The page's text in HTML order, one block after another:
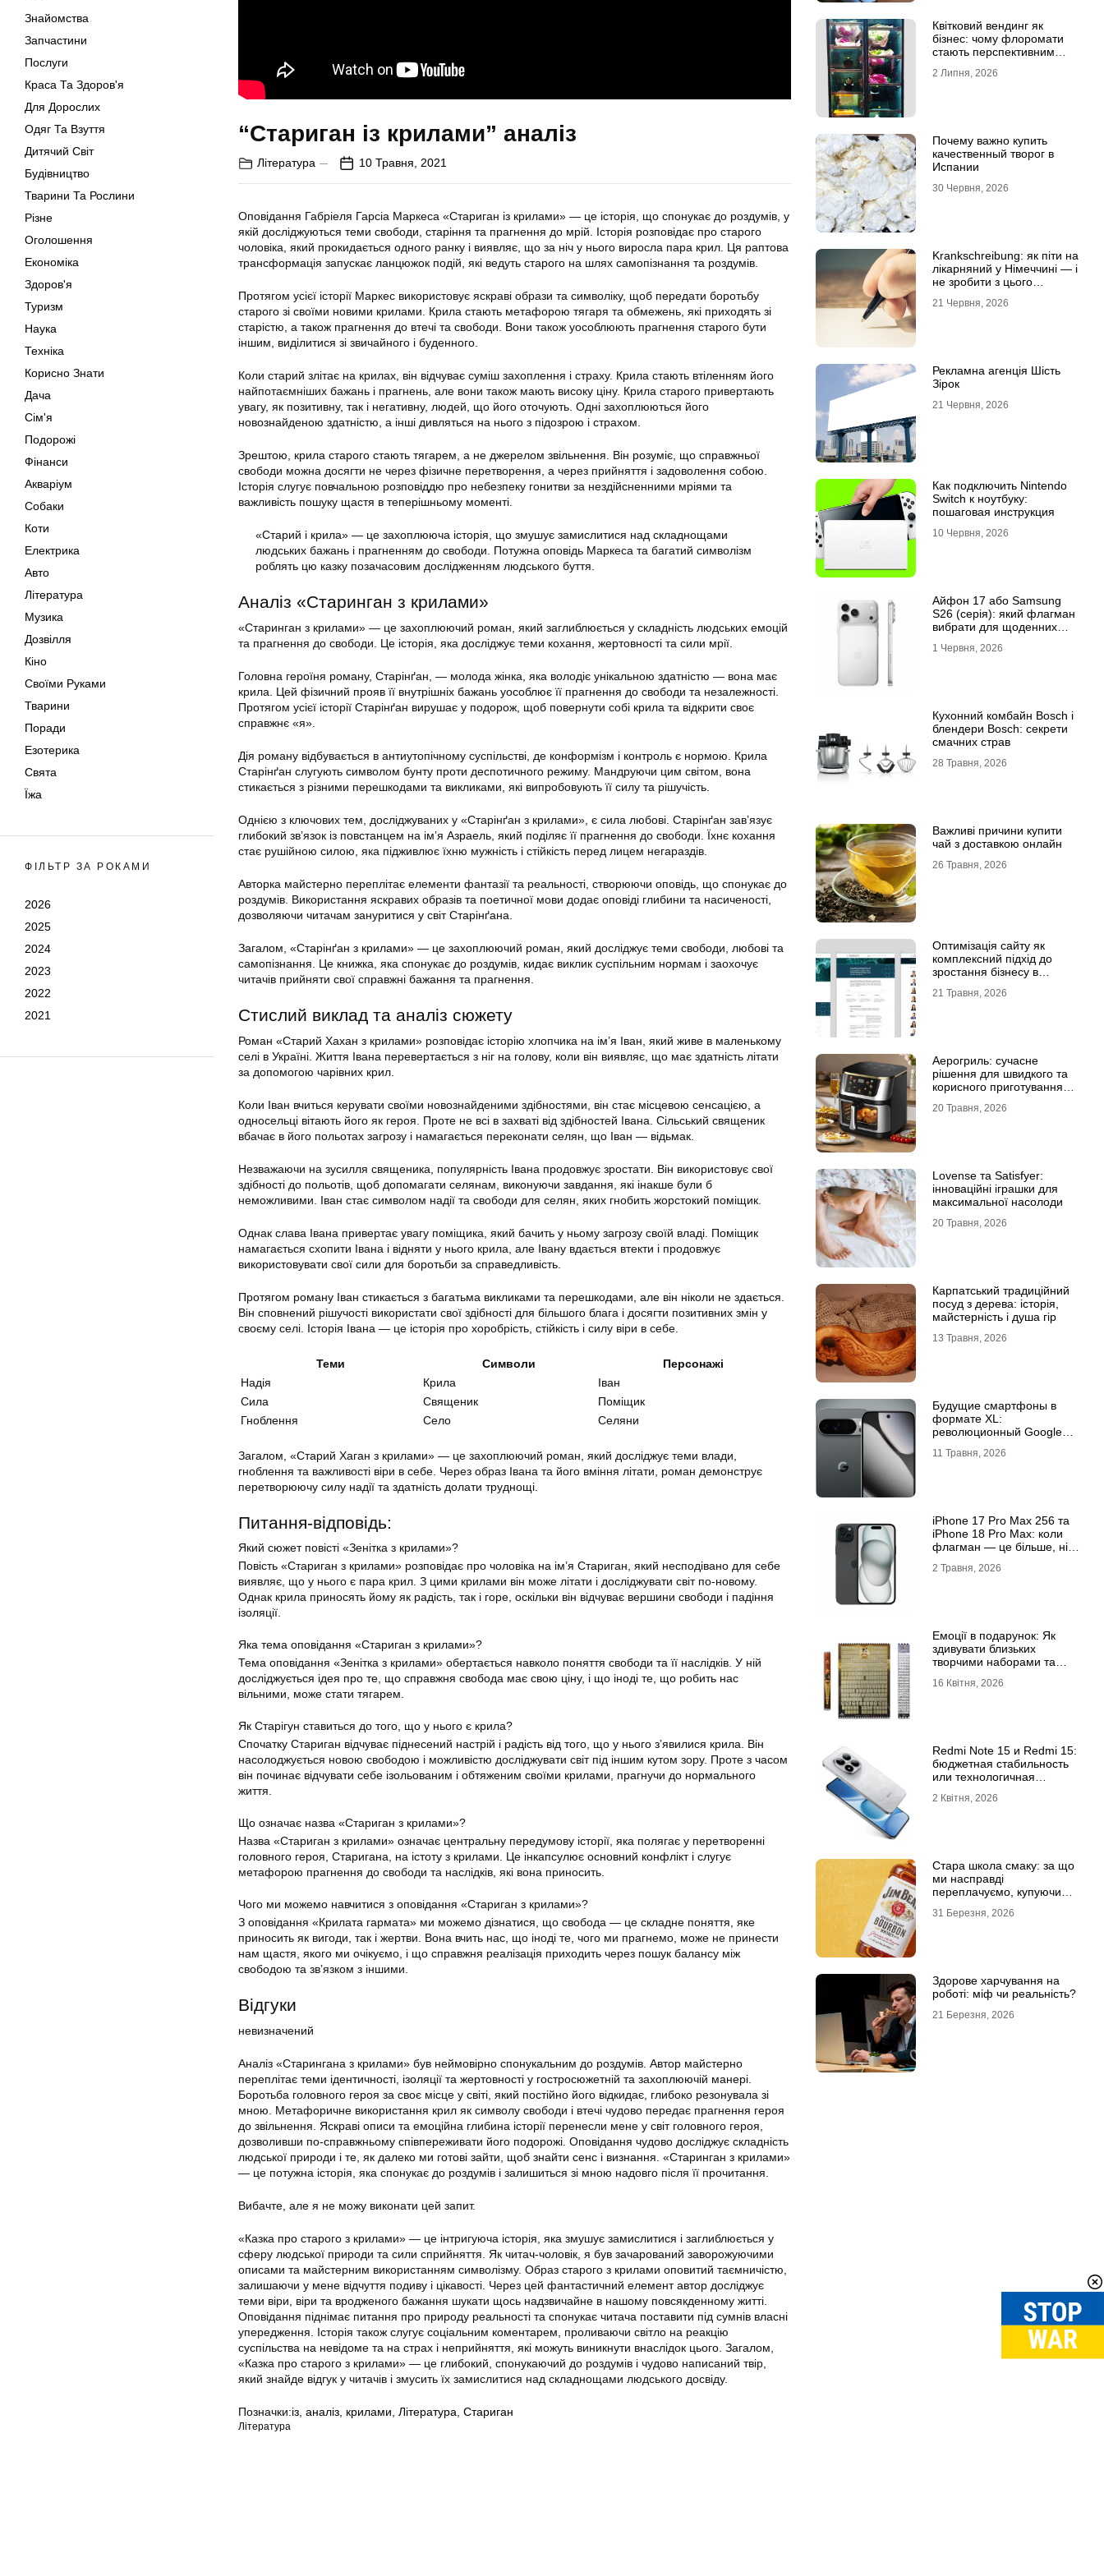
Знайомства
Запчастини
Послуги
Краса Та Здоров'я
Для Дорослих
Одяг Та Взуття
Дитячий Світ
Будівництво
Тварини Та Рослини
Різне
Оголошення
Економіка
Здоров'я
Туризм
Наука
Техніка
Корисно Знати
Дача
Сім'я
Подорожі
Фінанси
Акваріум
Собаки
Коти
Електрика
Авто
Література
Музика
Дозвілля
Кіно
Своїми Руками
Тварини
Поради
Езотерика
Свята
Їжа
ФІЛЬТР ЗА РОКАМИ
2026
2025
2024
2023
2022
2021
“Стариган із крилами” аналіз
Література 10 Травня, 2021
Оповідання Габріеля Гарсіа Маркеса «Стариган із крилами» — це історія, що спонукає до роздумів, у
якій досліджуються теми свободи, старіння та прагнення до мрій. Історія розповідає про старого
чоловіка, який прокидається одного ранку і виявляє, що за ніч у нього виросла пара крил. Ця раптова
трансформація запускає ланцюжок подій, які ведуть старого на шлях самопізнання та роздумів.
Протягом усієї історії Маркес використовує яскраві образи та символіку, щоб передати боротьбу
старого зі своїми новими крилами. Крила стають метафорою тягаря та обмежень, які приходять зі
старістю, а також прагнення до втечі та свободи. Вони також уособлюють прагнення старого бути
іншим, виділитися зі звичайного і буденного.
Коли старий злітає на крилах, він відчуває суміш захоплення і страху. Крила стають втіленням його
найпотаємніших бажань і прагнень, але вони також мають високу ціну. Крила старого привертають
увагу, як позитивну, так і негативну, людей, що його оточують. Одні захоплюються його
новознайденою здатністю, а інші дивляться на нього з підозрою і страхом.
Зрештою, крила старого стають тягарем, а не джерелом звільнення. Він розуміє, що справжньої
свободи можна досягти не через фізичне перетворення, а через прийняття і задоволення собою.
Історія слугує повчальною розповіддю про небезпеку гонитви за нездійсненними мріями та
важливість пошуку щастя в теперішньому моменті.
«Старий і крила» — це захоплююча історія, що змушує замислитися над складнощами
людських бажань і прагненням до свободи. Потужна оповідь Маркеса та багатий символізм
роблять цю казку позачасовим дослідженням людського буття.
Аналіз «Старинган з крилами»
«Старинган з крилами» — це захоплюючий роман, який заглиблюється у складність людських емоцій
та прагнення до свободи. Це історія, яка досліджує теми кохання, жертовності та сили мрії.
Головна героїня роману, Старінґан, — молода жінка, яка володіє унікальною здатністю — вона має
крила. Цей фізичний прояв її внутрішніх бажань уособлює її прагнення до свободи та незалежності.
Протягом усієї історії Старінґан вирушає у подорож, щоб повернути собі крила та відкрити своє
справжнє «я».
Дія роману відбувається в антиутопічному суспільстві, де конформізм і контроль є нормою. Крила
Старінґан слугують символом бунту проти деспотичного режиму. Мандруючи цим світом, вона
стикається з різними перешкодами та викликами, які випробовують її силу та рішучість.
Однією з ключових тем, досліджуваних у «Старінґан з крилами», є сила любові. Старінґан зав’язує
глибокий зв’язок із повстанцем на ім’я Азраель, який поділяє її прагнення до свободи. Їхнє кохання
стає рушійною силою, яка підживлює їхню мужність і стійкість перед лицем негараздів.
Авторка майстерно переплітає елементи фантазії та реальності, створюючи оповідь, що спонукає до
роздумів. Використання яскравих образів та поетичної мови додає оповіді глибини та насиченості,
дозволяючи читачам зануритися у світ Старінґана.
Загалом, «Старінґан з крилами» — це захоплюючий роман, який досліджує теми свободи, любові та
самопізнання. Це книжка, яка спонукає до роздумів, кидає виклик суспільним нормам і заохочує
читачів прийняти свої справжні бажання та прагнення.
Стислий виклад та аналіз сюжету
Роман «Старий Хахан з крилами» розповідає історію хлопчика на ім’я Іван, який живе в маленькому
селі в Україні. Життя Івана перевертається з ніг на голову, коли він виявляє, що має здатність літати
за допомогою чарівних крил.
Коли Іван вчиться керувати своїми новознайденими здібностями, він стає місцевою сенсацією, а
односельці вітають його як героя. Проте не всі в захваті від здібностей Івана. Сільський священик
вбачає в його польотах загрозу і намагається переконати селян, що Іван — відьмак.
Незважаючи на зусилля священика, популярність Івана продовжує зростати. Він використовує свої
здібності до польотів, щоб допомагати селянам, виконуючи завдання, які інакше були б
неможливими. Іван стає символом надії та свободи для селян, яких гнобить жорстокий поміщик.
Однак слава Івана привертає увагу поміщика, який бачить у ньому загрозу своїй владі. Поміщик
намагається схопити Івана і відняти у нього крила, але Івану вдається втекти і продовжує
використовувати свої сили для боротьби за справедливість.
Протягом роману Іван стикається з багатьма викликами та перешкодами, але він ніколи не здається.
Він сповнений рішучості використати свої здібності для більшого блага і досягти позитивних змін у
своєму селі. Історія Івана — це історія про хоробрість, стійкість і силу віри в себе.
Теми Символи
Персонажі
Надія
Крила
Іван
Сила
Священик
Поміщик
Гноблення
Село Селяни
Загалом, «Старий Хаган з крилами» — це захоплюючий роман, який досліджує теми влади,
гноблення та важливості віри в себе. Через образ Івана та його вміння літати, роман демонструє
перетворюючу силу надії та здатність долати труднощі.
Питання-відповідь:
Який сюжет повісті «Зенітка з крилами»?
Повість «Стариган з крилами» розповідає про чоловіка на ім’я Стариган, який несподівано для себе
виявляє, що у нього є пара крил. З цими крилами він може літати і досліджувати світ по-новому.
Однак крила приносять йому як радість, так і горе, оскільки він відчуває вершини свободи і падіння
ізоляції.
Яка тема оповідання «Стариган з крилами»?
Тема оповідання «Зенітка з крилами» обертається навколо поняття свободи та її наслідків. У ній
досліджується ідея про те, що справжня свобода має свою ціну, і що іноді те, що робить нас
вільними, може стати тягарем.
Як Старігун ставиться до того, що у нього є крила?
Спочатку Стариган відчуває піднесений настрій і радість від того, що у нього з’явилися крила. Він
насолоджується новою свободою і можливістю досліджувати світ під іншим кутом зору. Проте з часом
він починає відчувати себе ізольованим і обтяженим своїми крилами, прагнучи до нормального
життя.
Що означає назва «Стариган з крилами»?
Назва «Стариган з крилами» означає центральну передумову історії, яка полягає у перетворенні
головного героя, Старигана, на істоту з крилами. Це інкапсулює основний конфлікт і слугує
метафорою прагнення до свободи та наслідків, які вона приносить.
Чого ми можемо навчитися з оповідання «Стариган з крилами»?
З оповідання «Крилата гармата» ми можемо дізнатися, що свобода — це складне поняття, яке
приносить як вигоди, так і жертви. Вона вчить нас, що іноді те, чого ми прагнемо, може не принести
нам щастя, якого ми очікуємо, і що справжня реалізація приходить через пошук балансу між
свободою та зв’язком з іншими.
Відгуки
невизначений
Аналіз «Старингана з крилами» був неймовірно спонукальним до роздумів. Автор майстерно
переплітає теми ідентичності, ізоляції та жертовності у гостросюжетній та захоплюючій манері.
Боротьба головного героя за своє місце у світі, який постійно його відкидає, глибоко резонувала зі
мною. Метафоричне використання крил як символу свободи і втечі чудово передає прагнення героя
до звільнення. Яскраві описи та емоційна глибина історії перенесли мене у світ головного героя,
дозволивши по-справжньому співпереживати його подорожі. Оповідання чудово досліджує складність
людської природи і те, як далеко ми готові зайти, щоб знайти сенс і визнання. «Старинган з крилами»
— це потужна історія, яка спонукає до роздумів і залишиться зі мною надовго після її прочитання.
Вибачте, але я не можу виконати цей запит.
«Казка про старого з крилами» — це інтригуюча історія, яка змушує замислитися і заглиблюється у
сферу людської природи та сили сприйняття. Як читач-чоловік, я був зачарований заворожуючими
описами та майстерним використанням символізму. Образ старого з крилами оповитий таємничістю,
залишаючи у мене відчуття подиву і цікавості. Через цей фантастичний елемент автор досліджує
теми віри, віри та вродженого бажання шукати щось надзвичайне в нашому повсякденному житті.
Оповідання піднімає питання про природу реальності та спонукає читача поставити під сумнів власні
упередження. Історія також слугує соціальним коментарем, проливаючи світло на реакцію
суспільства на невідоме та на страх і неприйняття, які можуть виникнути внаслідок цього. Загалом,
«Казка про старого з крилами» — це глибокий, спонукаючий до роздумів і чудово написаний твір,
який знайде відгук у читачів і змусить їх замислитися над складнощами людського досвіду.
Позначки:із, аналіз, крилами, Література, Стариган
Література
Квітковий вендинг як
бізнес: чому флоромати
стають перспективним
2 Липня, 2026
Почему важно купить
качественный творог в
Испании
30 Червня, 2026
Krankschreibung: як піти на
лікарняний у Німеччині — і
не зробити з цього
21 Червня, 2026
Рекламна агенція Шість
Зірок
21 Червня, 2026
Как подключить Nintendo
Switch к ноутбуку:
пошаговая инструкция
10 Червня, 2026
Айфон 17 або Samsung
S26 (серія): який флагман
вибрати для щоденних
1 Червня, 2026
Кухонний комбайн Bosch і
блендери Bosch: секрети
смачних страв
28 Травня, 2026
Важливі причини купити
чай з доставкою онлайн
26 Травня, 2026
Оптимізація сайту як
комплексний підхід до
зростання бізнесу в
21 Травня, 2026
Аерогриль: сучасне
рішення для швидкого та
корисного приготування
20 Травня, 2026
Lovense та Satisfyer:
інноваційні іграшки для
максимальної насолоди
20 Травня, 2026
Карпатський традиційний
посуд з дерева: історія,
майстерність і душа гір
13 Травня, 2026
Будущие смартфоны в
формате XL:
революционный Google
11 Травня, 2026
iРhone 17 Рro Мax 256 та
iРhone 18 Рro Мax: коли
флагман — це більше, ніж
2 Травня, 2026
Емоції в подарунок: Як
здивувати близьких
творчими наборами та
16 Квітня, 2026
Redmi Note 15 и Redmi 15:
бюджетная стабильность
или технологичная
2 Квітня, 2026
Стара школа смаку: за що
ми насправді
переплачуємо, купуючи
31 Березня, 2026
Здорове харчування на
роботі: міф чи реальність?
21 Березня, 2026